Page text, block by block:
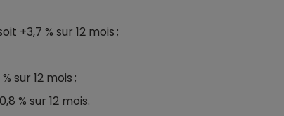
+3,7 % sur 12 mois ;
sur 12 mois ;
% sur 12 mois.